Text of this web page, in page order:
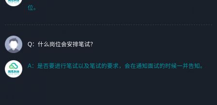
位。
Q：什么岗位会安排笔试？
A：是否要进行笔试以及笔试的要求，会在通知面试的时候一并告知。